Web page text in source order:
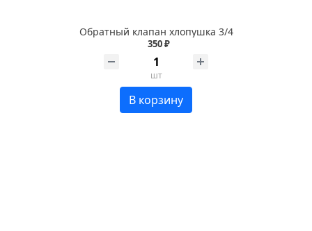
Обратный клапан хлопушка 3/4
350 ₽
шт
В корзину